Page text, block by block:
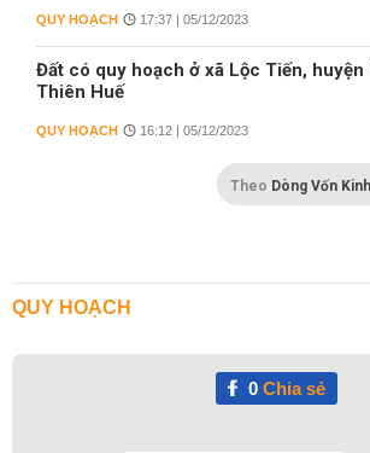
QUY HOẠCH 17:37 | 05/12/2023
Đất có quy hoạch ở xã Lộc Tiến, huyện
Thiên Huế
QUY HOẠCH 16:12 | 05/12/2023
Theo Dòng Vốn
QUY HOẠCH
0Chia sẻ